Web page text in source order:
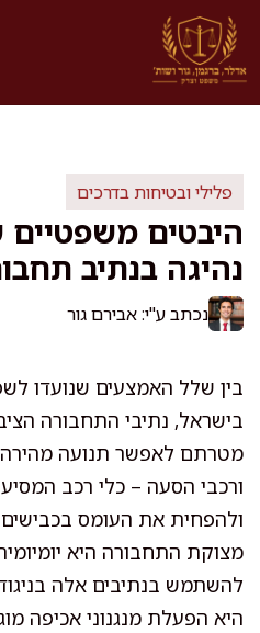
לדלג
לתוכן
פלילי ובטיחות בדרכים
היבטים
נהיגה בנתיב
נכתב ע"י: אבירם גור
בין שלל האמצעים שנועדו
בישראל, נתיבי התחבורה
מטרתם לאפשר תנועה מהירה
ורכבי הסעה – כלי רכב
ולהפחית את העומס
מצוקת התחבורה היא
להשתמש בנתיבים אלה
היא הפעלת מנגנוני אכיפה